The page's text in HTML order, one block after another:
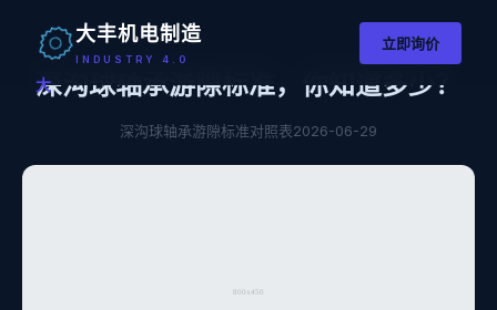
大
大丰机电制造
INDUSTRY 4.0
立即询价
深沟球轴承游隙标准，你知道多少？
深沟球轴承游隙标准对照表2026-06-29